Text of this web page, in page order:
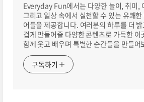
Everyday Fun에서는 다양한 놀이, 취미,
그리고 일상 속에서 실천할 수 있는 유쾌한
어들을 제공합니다. 여러분의 하루를 더
겁게 만들어줄 다양한 콘텐츠로 가득한 이
함께 웃고 배우며 특별한 순간들을 만들어
구독하기